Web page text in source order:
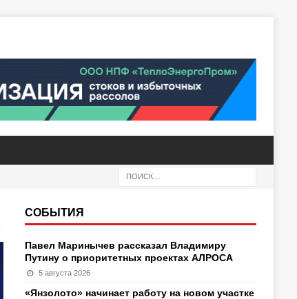
СОБЫТИЯ
Павел Маринычев рассказал Владимиру
Путину о приоритетных проектах АЛРОСА
5 августа 2026
«Янзолото» начинает работу на новом участке